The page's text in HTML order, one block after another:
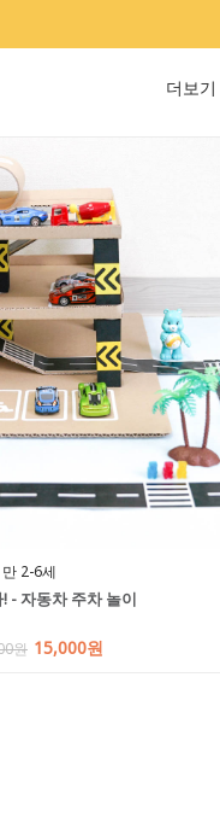
더보기
만 2-6세
- 자동차 주차 놀이
원 15,000원